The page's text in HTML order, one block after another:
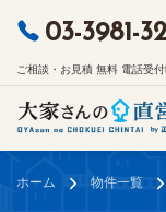
03-3981-
ご相談・お見積 無料 電話受
ホーム 物件一覧